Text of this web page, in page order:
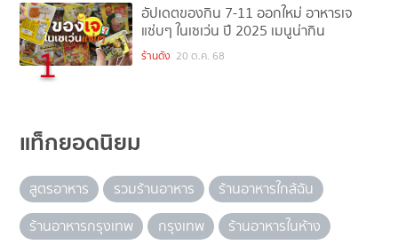
1
อัปเดตของกิน 7-11 ออกใหม่ อาหารเจ
แซ่บๆ ในเซเว่น ปี 2025 เมนูน่ากิน
ร้านดัง 20 ต.ค. 68
แท็กยอดนิยม
สูตรอาหาร รวมร้านอาหาร
ร้านอาหารใกล้ฉัน
ร้านอาหารกรุงเทพ
กรุงเทพ
ร้านอาหารในห้าง